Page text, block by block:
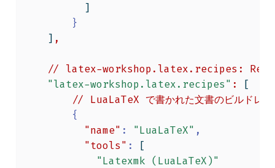
]
}
] ,
// latex-workshop.latex.recipes:
"latex-workshop.latex.recipes" :
[
//
LuaLaTeX で書かれた文書のビルドレ
{
"name" : "LuaLaTeX" ,
"tools" :
[
"Latexmk (LuaLaTeX)"